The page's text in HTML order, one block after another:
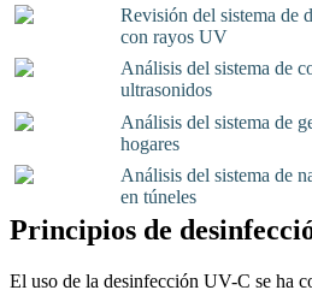
Revisión del sistema de
con rayos UV
Análisis del sistema de
ultrasonidos
Análisis del sistema de
hogares
Análisis del sistema de
en túneles
Principios de
El uso de la desinfección UV-C se ha